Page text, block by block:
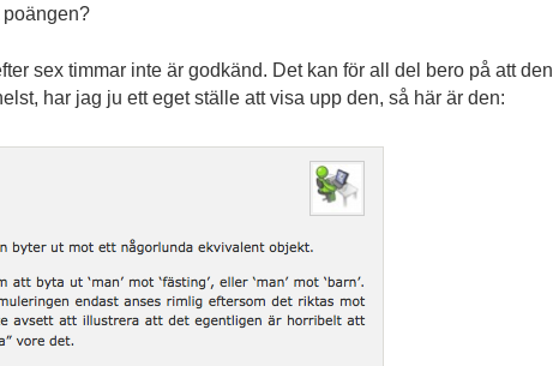
poängen?
sex timmar inte är godkänd. Det kan för all del bero på att den
har jag ju ett eget ställe att visa upp den, så här är den: